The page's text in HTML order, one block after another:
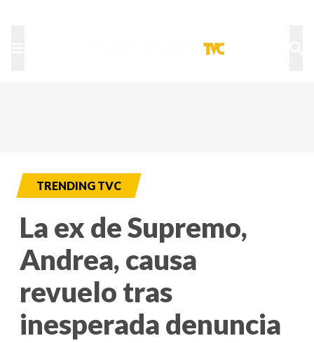
TRENDING TVC
La ex de Supremo,
Andrea, causa
revuelo tras
inesperada denuncia